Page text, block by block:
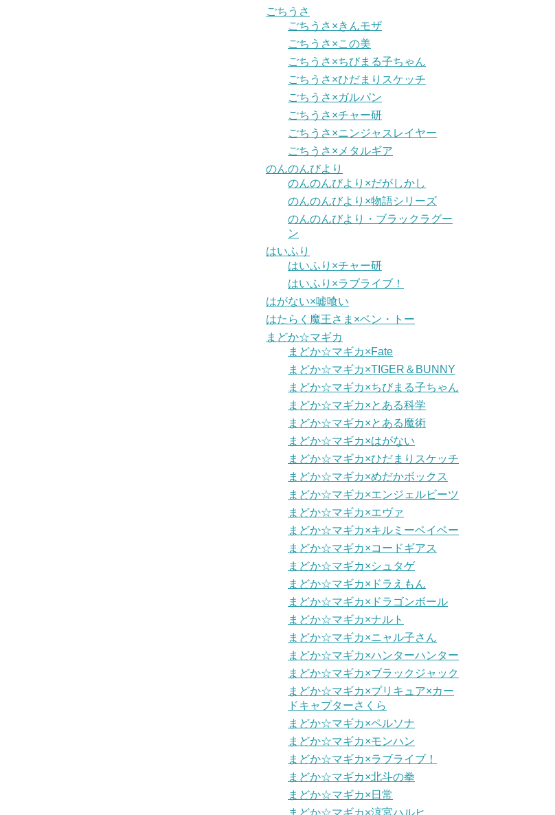
ごちうさ
ごちうさ×きんモザ
ごちうさ×この美
ごちうさ×ちびまる子ちゃん
ごちうさ×ひだまりスケッチ
ごちうさ×ガルパン
ごちうさ×チャー研
ごちうさ×ニンジャスレイヤー
ごちうさ×メタルギア
のんのんびより
のんのんびより×だがしかし
のんのんびより×物語シリーズ
のんのんびより・ブラックラグー
ン
はいふり
はいふり×チャー研
はいふり×ラブライブ！
はがない×嘘喰い
はたらく魔王さま×ベン・トー
まどか☆マギカ
まどか☆マギカ×Fate
まどか☆マギカ×TIGER＆BUNNY
まどか☆マギカ×ちびまる子ちゃん
まどか☆マギカ×とある科学
まどか☆マギカ×とある魔術
まどか☆マギカ×はがない
まどか☆マギカ×ひだまりスケッチ
まどか☆マギカ×めだかボックス
まどか☆マギカ×エンジェルビーツ
まどか☆マギカ×エヴァ
まどか☆マギカ×キルミーベイベー
まどか☆マギカ×コードギアス
まどか☆マギカ×シュタゲ
まどか☆マギカ×ドラえもん
まどか☆マギカ×ドラゴンボール
まどか☆マギカ×ナルト
まどか☆マギカ×ニャル子さん
まどか☆マギカ×ハンターハンター
まどか☆マギカ×ブラックジャック
まどか☆マギカ×プリキュア×カー
ドキャプターさくら
まどか☆マギカ×ペルソナ
まどか☆マギカ×モンハン
まどか☆マギカ×ラブライブ！
まどか☆マギカ×北斗の拳
まどか☆マギカ×日常
まどか☆マギカ×涼宮ハルヒ